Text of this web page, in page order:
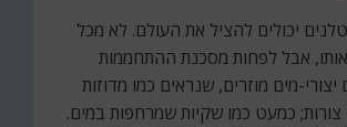
יכולים להציל את העולם. לא מכל
אבל לפחות מסכנת ההתחממות
מים מוזרים, שנראים כמו מדוזות
צורות; כמעט כמו שקיות שמרחפות במים.